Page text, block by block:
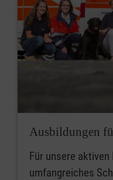
Ausbildungen
Für unsere
umfangreiches